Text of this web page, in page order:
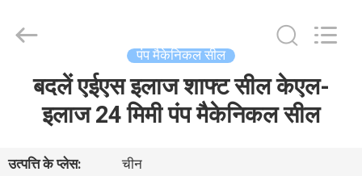
Rights
पंप मैकेनिकल सील
बदलें एईएस इलाज शाफ्ट सील केएल-
इलाज 24 मिमी पंप मैकेनिकल सील
उत्पत्ति के प्लेस:
चीन